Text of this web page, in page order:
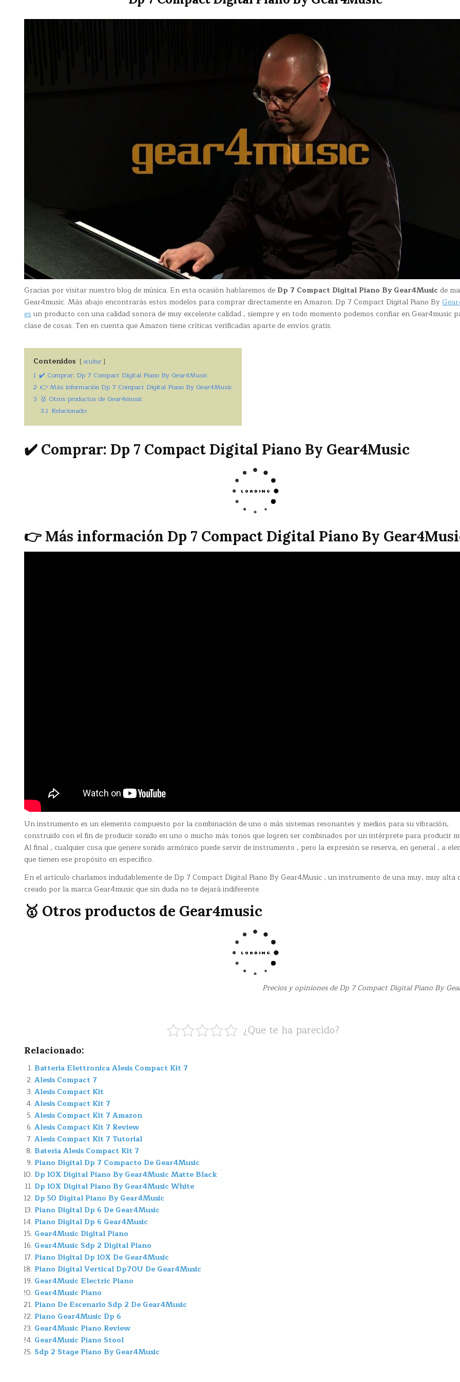
Gracias por visitar nuestro blog de música. En esta ocasión hablaremos de Dp 7 Compact Digital Piano By Gear4Music de
Gear4music. Más abajo encontrarás estos modelos para comprar directamente en Amazon. Dp 7 Compact Digital Piano By
esun producto con una calidad sonora de muy excelente calidad , siempre y en todo momento podemos confiar en Gear4music
clase de cosas. Ten en cuenta que Amazon tiene críticas verificadas aparte de envíos gratis.
Contenidos ocultar
1 ✔️ Comprar: Dp 7 Compact Digital Piano By Gear4Music
2 👉 Más información Dp 7 Compact Digital Piano By Gear4Music
3 🥇 Otros productos de Gear4music
3.1 Relacionado:
✔️ Comprar: Dp 7 Compact Digital Piano By Gear4Music
👉 Más información Dp 7 Compact Digital Piano By
Un instrumento es un elemento compuesto por la combinación de uno o más sistemas resonantes y medios para su vibración,
construido con el fin de producir sonido en uno o mucho más tonos que logren ser combinados por un intérprete para producir
Al final , cualquier cosa que genere sonido armónico puede servir de instrumento , pero la expresión se reserva, en general , a
que tienen ese propósito en específico.
En el artículo charlamos indudablemente de Dp 7 Compact Digital Piano By Gear4Music , un instrumento de una muy, muy alta
creado por la marca Gear4music que sin duda no te dejará indiferente.
🥇 Otros productos de Gear4music
Precios y opiniones de Dp 7 Compact Digital Piano By
¿Que te ha parecido?
Relacionado:
Batteria Elettronica Alesis Compact Kit 7
Alesis Compact 7
Alesis Compact Kit
Alesis Compact Kit 7
Alesis Compact Kit 7 Amazon
Alesis Compact Kit 7 Review
Alesis Compact Kit 7 Tutorial
Bateria Alesis Compact Kit 7
Piano Digital Dp 7 Compacto De Gear4Music
Dp 10X Digital Piano By Gear4Music Matte Black
Dp 10X Digital Piano By Gear4Music White
Dp 50 Digital Piano By Gear4Music
Piano Digital Dp 6 De Gear4Music
Piano Digital Dp 6 Gear4Music
Gear4Music Digital Piano
Gear4Music Sdp 2 Digital Piano
Piano Digital Dp 10X De Gear4Music
Piano Digital Vertical Dp70U De Gear4Music
Gear4Music Electric Piano
Gear4Music Piano
Piano De Escenario Sdp 2 De Gear4Music
Piano Gear4Music Dp 6
Gear4Music Piano Review
Gear4Music Piano Stool
Sdp 2 Stage Piano By Gear4Music